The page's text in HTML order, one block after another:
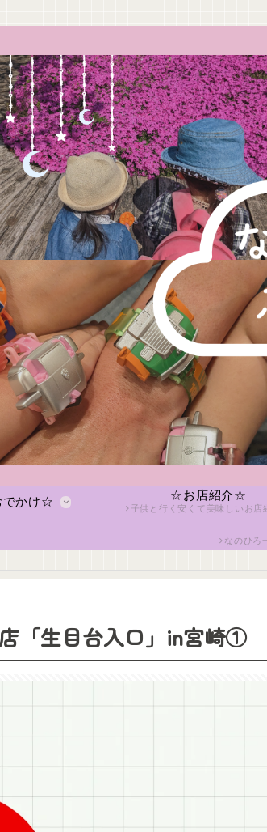
かけ☆ ☆お店紹介☆
子供と行く安くて美味しいお店
なのひろ
「生目台入口」in宮崎①